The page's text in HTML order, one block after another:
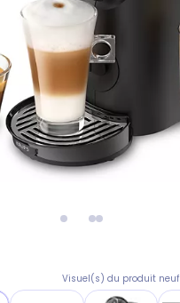
Visuel(s) du produit neuf